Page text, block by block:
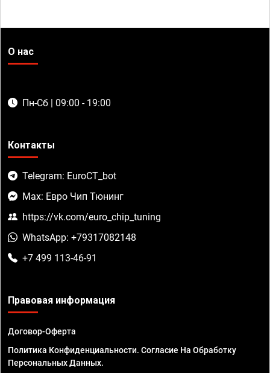
О нас
Пн-Сб | 09:00 - 19:00
Контакты
Telegram: EuroCT_bot
Max: Евро Чип Тюнинг
https://vk.com/euro_chip_tuning
WhatsApp: +79317082148
+7 499 113-46-91
Правовая информация
Договор-Оферта
Политика Конфиденциальности. Согласие На Обработку
Персональных Данных.